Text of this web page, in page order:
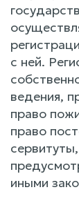
с ней.
ведения,
право
право
иными